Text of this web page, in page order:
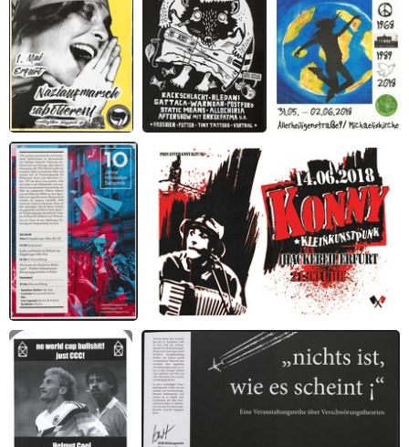
Work together! H₂O-Festival 2018
Werkstatt 2018 --
Herausforderung
Leben
10 Jahre Infoladen
Sabotnik
Konny. Kleinkunstpunk. Hackebeil Erfurt